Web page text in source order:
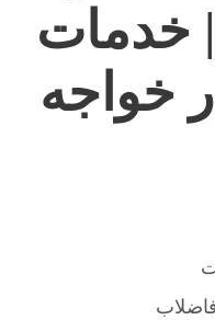
| خدمات
خواجه